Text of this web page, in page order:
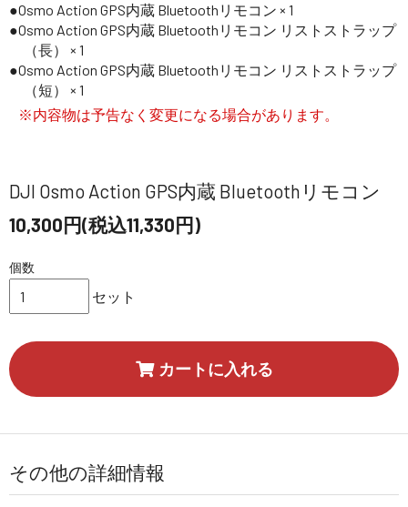
Osmo Action GPS内蔵 Bluetoothリモコン × 1
Osmo Action GPS内蔵 Bluetoothリモコン リストストラップ
（長） × 1
Osmo Action GPS内蔵 Bluetoothリモコン リストストラップ
（短） × 1
※内容物は予告なく変更になる場合があります。
DJI Osmo Action GPS内蔵 Bluetoothリモコン
10,300円(税込11,330円)
個数
セット
カートに入れる
その他の詳細情報